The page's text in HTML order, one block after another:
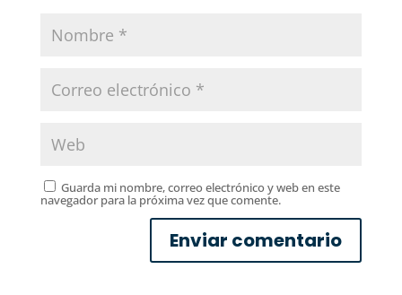
Guarda mi nombre, correo electrónico y web en este
navegador para la próxima vez que comente.